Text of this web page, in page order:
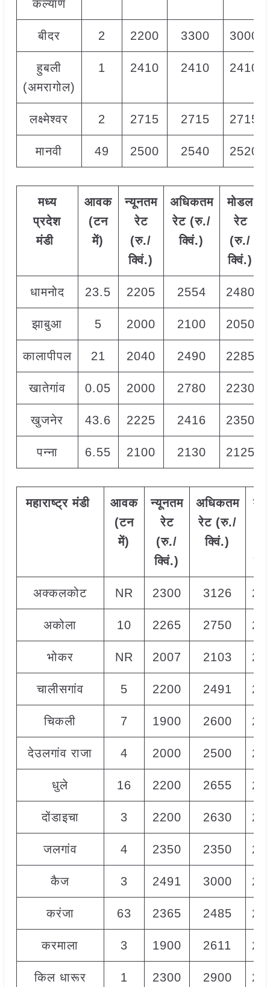
कल्याण
बीदर 2 2200 3300 3000
हुबली
(अमरागोल)
1 2410 2410 2410
लक्ष्मेश्वर 2 2715 2715 2715
मानवी 49 2500 2540 2520
मध्य
प्रदेश
मंडी
आवक
(टन
में)
न्यूनतम
रेट
(रु./
क्विं.)
अधिकतम
रेट (रु./
क्विं.)
मोडल
रेट
(रु./
क्विं.)
धामनोद 23.5 2205 2554 2480
झाबुआ 5 2000 2100 2050
कालापीपल 21 2040 2490 2285
खातेगांव 0.05 2000 2780 2230
खुजनेर 43.6 2225 2416 2350
पन्ना 6.55 2100 2130 2125
महाराष्ट्र मंडी
आवक
(टन
में)
न्यूनतम
रेट
(रु./
क्विं.)
अधिकतम
रेट (रु./
क्विं.)
अक्कलकोट NR 2300 3126
अकोला 10 2265 2750
भोकर NR 2007 2103
चालीसगांव 5 2200 2491
चिकली 7 1900 2600
देउलगांव राजा 4 2000 2500
धुले 16 2200 2655
दोंडाइचा 3 2200 2630
जलगांव 4 2350 2350
कैज 3 2491 3000
करंजा 63 2365 2485
करमाला 3 1900 2611
किल धारूर 1 2300 2900